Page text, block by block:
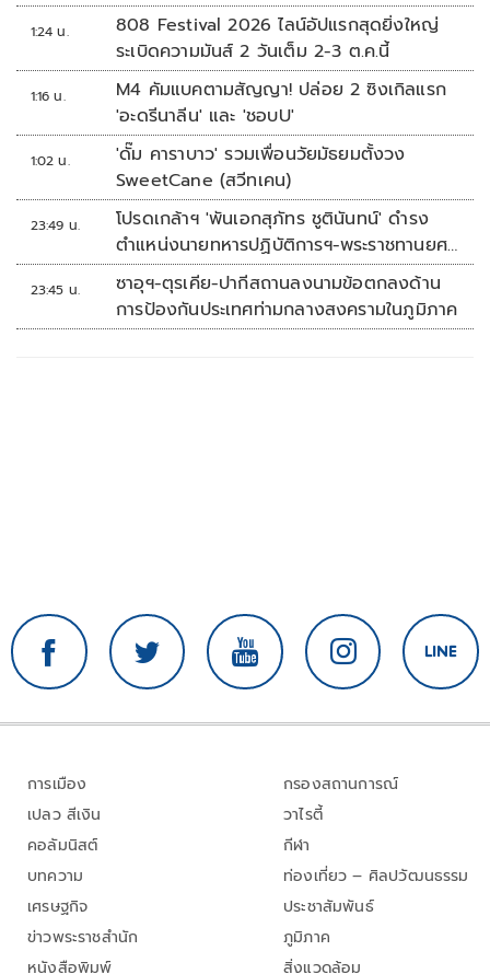
1:24 น.
808 Festival 2026 ไลน์อัปแรกสุดยิ่งใหญ่
ระเบิดความมันส์ 2 วันเต็ม 2-3 ต.ค.นี้
1:16 น.
M4 คัมแบคตามสัญญา! ปล่อย 2 ซิงเกิลแรก
'อะดรีนาลีน' และ 'ชอบU'
1:02 น.
'ดั๊ม คาราบาว' รวมเพื่อนวัยมัธยมตั้งวง
SweetCane (สวีทเคน)
23:49 น.
โปรดเกล้าฯ 'พันเอกสุภัทร ชูตินันทน์' ดำรง
ตำแหน่งนายทหารปฏิบัติการฯ-พระราชทานยศ
'พลตรี'
23:45 น.
ซาอุฯ-ตุรเคีย-ปากีสถานลงนามข้อตกลงด้าน
การป้องกันประเทศท่ามกลางสงครามในภูมิภาค
การเมือง
เปลว สีเงิน
คอลัมนิสต์
บทความ
เศรษฐกิจ
ข่าวพระราชสำนัก
หนังสือพิมพ์
กรองสถานการณ์
วาไรตี้
กีฬา
ท่องเที่ยว – ศิลปวัฒนธรรม
ประชาสัมพันธ์
ภูมิภาค
สิ่งแวดล้อม